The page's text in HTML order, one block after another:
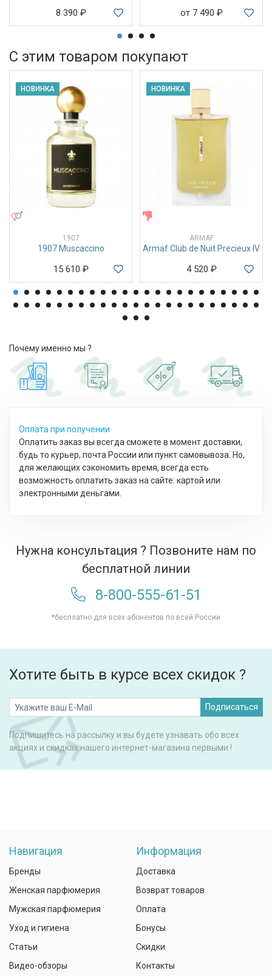
8 390 ₽ от 7 490 ₽
С этим товаром покупают
НОВИНКА
1907
1907 Muscaccino
15 610 ₽
НОВИНКА
ARMAF
Armaf Club de Nuit Precieux IV
4 520 ₽
Почему именно мы ?
Оплата при получении
Оплатить заказ вы всегда сможете в момент доставки,
будь то курьер, почта России или пункт самовывоза. Но,
для желающих сэкономить время, всегда есть
возможность оплатить заказ на сайте: картой или
электронными деньгами.
Нужна консультация ? Позвоните нам по
бесплатной линии
8-800-555-61-51
*бесплатно для всех абонентов по всей России
Хотите быть в курсе всех скидок ?
Подписаться
Подпишитесь на рассылку и вы будете узнавать обо всех
акциях и скидках нашего интернет-магазина первыми !
Навигация
Бренды
Женская парфюмерия
Мужская парфюмерия
Уход и гигиена
Статьи
Видео-обзоры
Информация
Доставка
Возврат товаров
Оплата
Бонусы
Скидки
Контакты